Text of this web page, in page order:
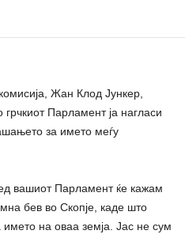
Жан Клод Јункер,
Парламент ја нагласи
за името меѓу
вашиот Парламент ќе кажам
бев во Скопје, каде што
на оваа земја. Јас не сум